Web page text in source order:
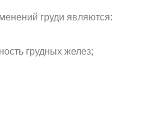
груди являются:
грудных желез;